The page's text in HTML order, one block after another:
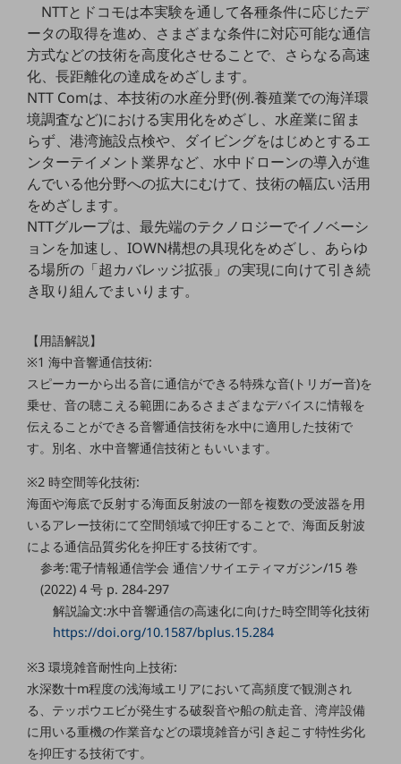
グループ会社
会社案内パンフレット
ニュースルーム
ニュースルームTOP
ニュースリリース
地域からの発表
重要なお知らせ
お知らせ
社外からの評価実績
サステナビリティ
NTTドコモビジネスグループのサステナビリティ
サステナビリティ基本方針
サステナビリティレポート
ダイバーシティ
経営情報
経営情報TOP
決算公告
電子公告
基礎的電気通信役務損益明細表
採用情報
採用情報TOP
経験者採用
障がい者採用
NTTとドコモは本実験を通して各種条件に応じたデ
ータの取得を進め、さまざまな条件に対応可能な通信
方式などの技術を高度化させることで、さらなる高速
化、長距離化の達成をめざします。
NTT Comは、本技術の水産分野(例.養殖業での海洋環
境調査など)における実用化をめざし、水産業に留ま
らず、港湾施設点検や、ダイビングをはじめとするエ
ンターテイメント業界など、水中ドローンの導入が進
んでいる他分野への拡大にむけて、技術の幅広い活用
をめざします。
NTTグループは、最先端のテクノロジーでイノベーシ
ョンを加速し、IOWN構想の具現化をめざし、あらゆ
る場所の「超カバレッジ拡張」の実現に向けて引き続
き取り組んでまいります。
【用語解説】
※1 海中音響通信技術:
スピーカーから出る音に通信ができる特殊な音(トリガー音)を
乗せ、音の聴こえる範囲にあるさまざまなデバイスに情報を
伝えることができる音響通信技術を水中に適用した技術で
す。別名、水中音響通信技術ともいいます。
※2 時空間等化技術:
海面や海底で反射する海面反射波の一部を複数の受波器を用
いるアレー技術にて空間領域で抑圧することで、海面反射波
による通信品質劣化を抑圧する技術です。
参考:電子情報通信学会 通信ソサイエティマガジン/15 巻
(2022) 4 号 p. 284-297
解説論文:水中音響通信の高速化に向けた時空間等化技術
https://doi.org/10.1587/bplus.15.284
※3 環境雑音耐性向上技術:
水深数十m程度の浅海域エリアにおいて高頻度で観測され
る、テッポウエビが発生する破裂音や船の航走音、湾岸設備
に用いる重機の作業音などの環境雑音が引き起こす特性劣化
を抑圧する技術です。